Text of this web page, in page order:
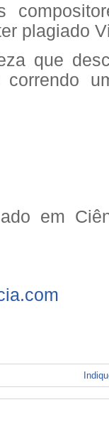
plagiado
que
correndo
em